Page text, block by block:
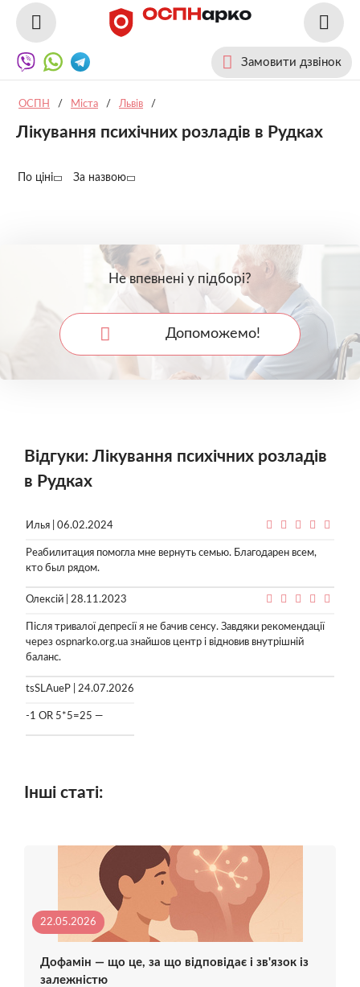
Замовити дзвінок
ОСПН / Міста / Львів /
Лікування психічних розладів в Рудках
По ціні За назвою
Не впевнені у підборі?
Допоможемо!
Відгуки: Лікування психічних розладів
в Рудках
Илья | 06.02.2024
Реабилитация помогла мне вернуть семью. Благодарен всем,
кто был рядом.
Олексій | 28.11.2023
Після тривалої депресії я не бачив сенсу. Завдяки рекомендації
через ospnarko.org.ua знайшов центр і відновив внутрішній
баланс.
tsSLAueP | 24.07.2026
-1 OR 5*5=25 —
Інші статі:
22.05.2026
Дофамін — що це, за що відповідає і зв'язок із
залежністю